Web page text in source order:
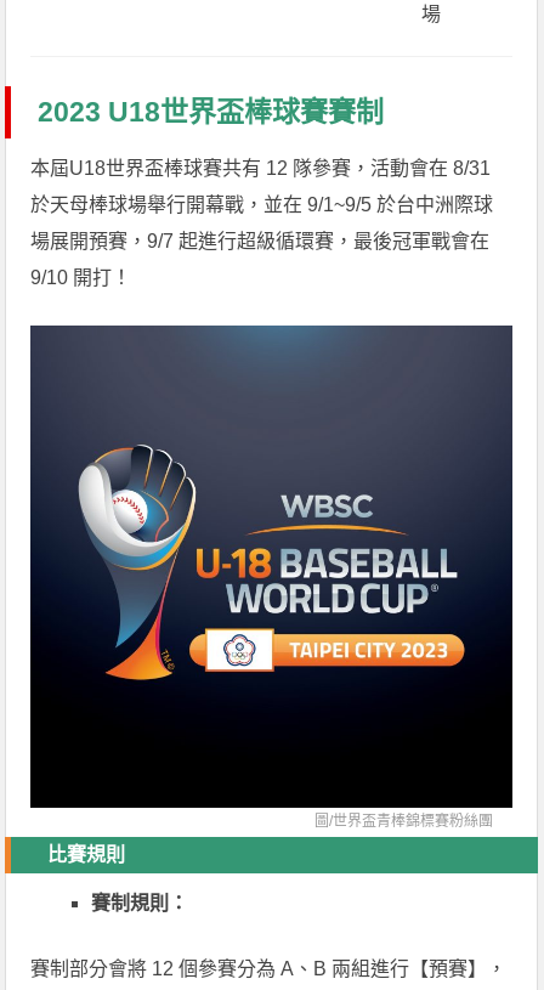
場
2023 U18世界盃棒球賽賽制
本屆U18世界盃棒球賽共有 12 隊參賽，活動會在 8/31
於天母棒球場舉行開幕戰，並在 9/1~9/5 於台中洲際球
場展開預賽，9/7 起進行超級循環賽，最後冠軍戰會在
9/10 開打！
圖/世界盃青棒錦標賽粉絲團
比賽規則
賽制規則：
賽制部分會將 12 個參賽分為 A、B 兩組進行【預賽】，